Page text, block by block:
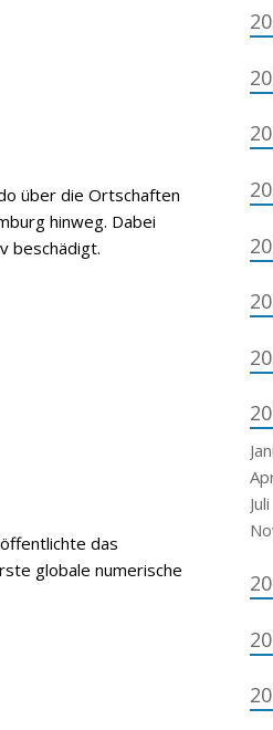
über die Ortschaften
hinweg. Dabei
beschädigt.
das
globale numerische
Juli